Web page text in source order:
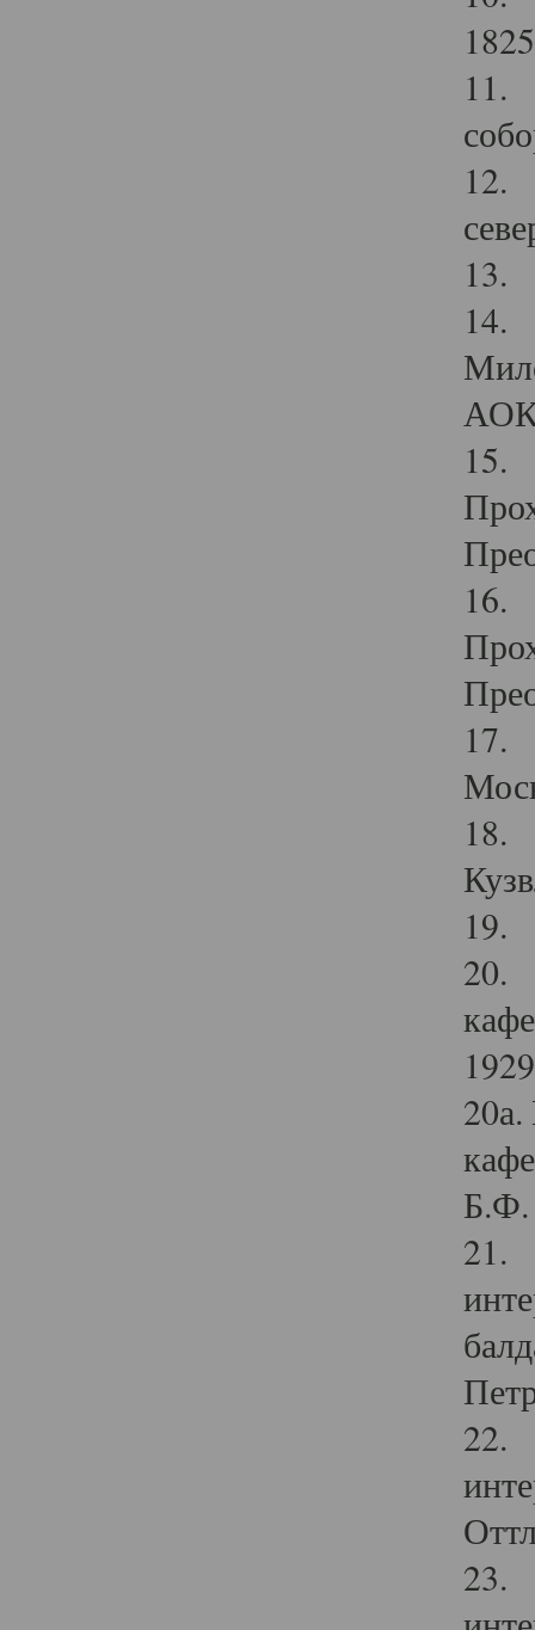
11.
12.
13.
14.
15.
16.
17.
18.
19.
20.
Б.Ф.
21.
22.
23.